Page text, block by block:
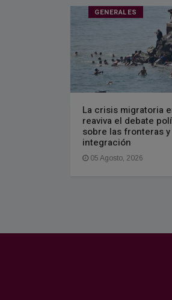
GENERALES
La crisis migratoria
reaviva el debate
sobre las fronteras y
integración
05 Agosto, 2026